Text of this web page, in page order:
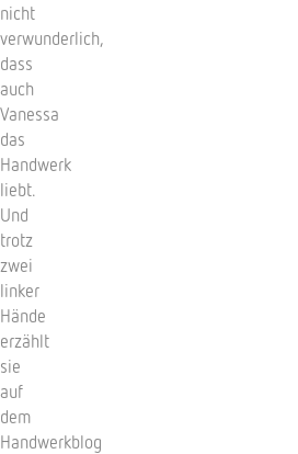
nicht
verwunderlich,
dass
auch
Vanessa
das
Handwerk
liebt.
Und
trotz
zwei
linker
Hände
erzählt
sie
auf
dem
Handwerkblog